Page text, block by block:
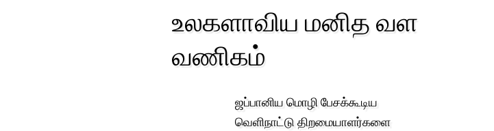
உலகளாவிய மனித வள
வணிகம்
ஜப்பானிய மொழி பேசக்கூடிய
வெளிநாட்டு திறமையாளர்களை